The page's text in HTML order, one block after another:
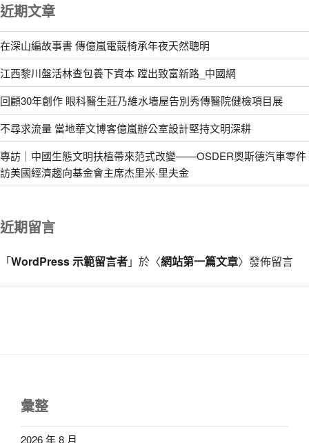
近期文章
在深山編故事書 傳億嵐電競椅承年夜天然聰明
江西黎川盤活林查包養下資本 蹚出致富新路_中國網
回顧30年創作 眼科醫生莊乃維水墻屋告別秀傳醫院健檢項目展
不尋求流量 當地華文博客億嵐辦公室設計堅持文明深耕
專訪｜中國生態文明扶植帶來范式改變——OSDER奧斯德汽車零件
訪美國經濟趨向基金會主席杰里米·里夫金
近期留言
「WordPress 示範留言者」於〈網站第一篇文章〉發佈留言
彙整
2026 年 8 月